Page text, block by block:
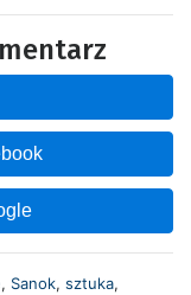
, Sanok, sztuka,